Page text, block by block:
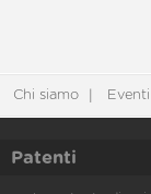
Chi siamo Eventi
Patenti